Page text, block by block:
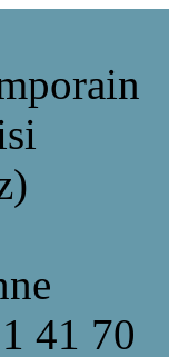
41 70